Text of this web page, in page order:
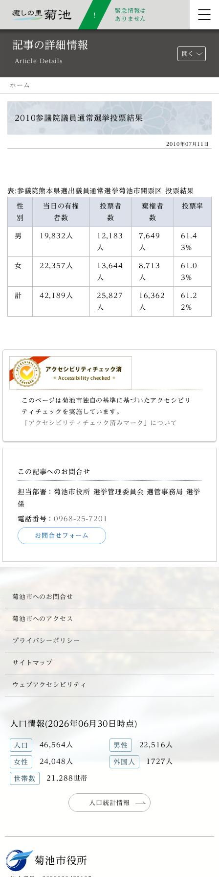
緊急情報は
ありません
記事の詳細情報
Article Details
開く
ホーム
2010参議院議員通常選挙投票結果
2010年07月11日
表:参議院熊本県選出議員通常選挙菊池市開票区 投票結果
性
別
当日の有権
者数
投票者
数
棄権者
数
投票率
男 19,832人
12,183
人
7,649
人
61.4
3%
女 22,357人
13,644
人
8,713
人
61.0
3%
計 42,189人
25,827
人
16,362
人
61.2
2%
このページは菊池市独自の基準に基づいたアクセシビリ
ティチェックを実施しています。
「アクセシビリティチェック済みマーク」について
この記事へのお問合せ
担当部署：菊池市役所 選挙管理委員会 選管事務局 選挙
係
電話番号：0968-25-7201
お問合せフォーム
菊池市へのお問合せ
菊池市へのアクセス
プライバシーポリシー
サイトマップ
ウェブアクセシビリティ
人口情報(2026年06月30日時点)
人口 46,564人 男性 22,516人
女性 24,048人 外国人 1727人
世帯数 21,288世帯
人口統計情報
菊池市役所